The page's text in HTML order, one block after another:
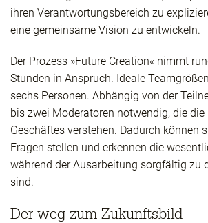
ihren Verantwortungsbereich zu
eine gemeinsame Vision zu entwickeln.
Der Prozess »Future Creation« nimmt
Stunden in Anspruch. Ideale
sechs Personen. Abhängig von der
bis zwei Moderatoren notwendig, die
Geschäftes verstehen. Dadurch können
Fragen stellen und erkennen die
während der Ausarbeitung sorgfältig zu
sind.
Der weg zum Zukunftsbild